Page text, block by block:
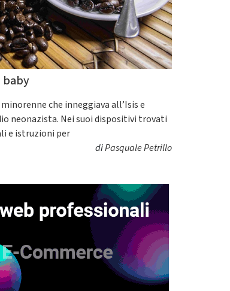
che inneggiava all’Isis e
neonazista. Nei suoi dispositivi trovati
e istruzioni per
diPasquale Petrillo